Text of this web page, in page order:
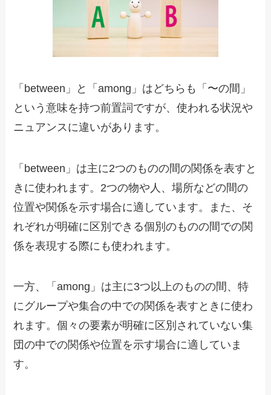
「between」と「among」はどちらも「〜の間」
という意味を持つ前置詞ですが、使われる状況や
ニュアンスに違いがあります。
「between」は主に2つのものの間の関係を表すと
きに使われます。2つの物や人、場所などの間の
位置や関係を示す場合に適しています。また、そ
れぞれが明確に区別できる個別のものの間での関
係を表現する際にも使われます。
一方、「among」は主に3つ以上のものの間、特
にグループや集合の中での関係を表すときに使わ
れます。個々の要素が明確に区別されていない集
団の中での関係や位置を示す場合に適していま
す。